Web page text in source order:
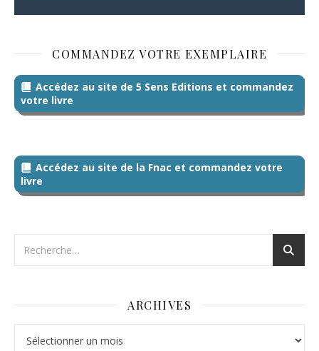
COMMANDEZ VOTRE EXEMPLAIRE
Accédez au site de 5 Sens Editions et commandez
votre livre
Accédez au site de la Fnac et commandez votre
livre
ARCHIVES